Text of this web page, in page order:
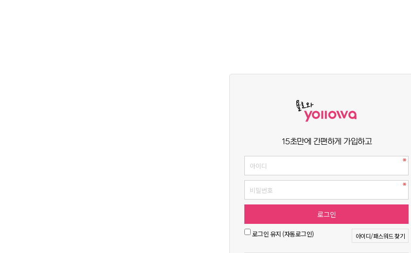
15초만에 간편하게 가입하고
로그인 유지 (자동로그인) 아이디/패스워드 찾기